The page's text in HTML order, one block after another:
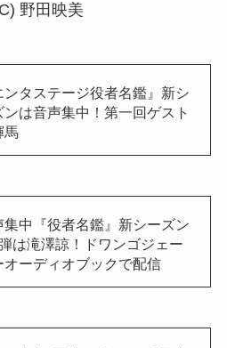
野田映美
ンタステージ役者名鑑』新シ
ンは音声集中！第一回ゲスト
馬
集中『役者名鑑』新シーズン
は滝澤諒！ドワンゴジェー
オーディオブックで配信